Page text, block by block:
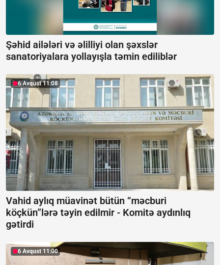
Şəhid ailələri və əlilliyi olan şəxslər
sanatoriyalara yollayışla təmin ediliblər
6 Avqust 11:08
Vahid aylıq müavinət bütün “məcburi
köçkün”lərə təyin edilmir - Komitə aydınlıq
gətirdi
6 Avqust 11:00